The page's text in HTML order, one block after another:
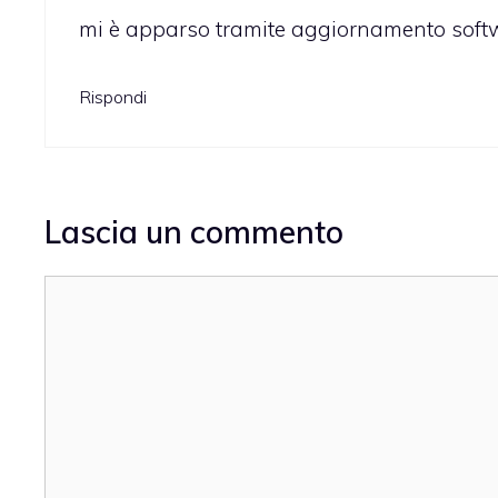
mi è apparso tramite aggiornamento
Rispondi
Lascia un commento